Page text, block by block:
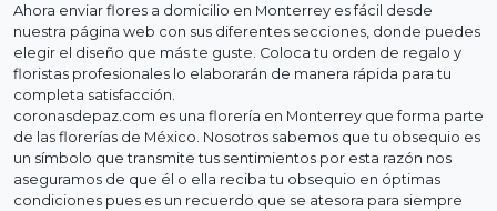
Ahora enviar flores a domicilio en Monterrey es fácil desde
nuestra página web con sus diferentes secciones, donde puedes
elegir el diseño que más te guste. Coloca tu orden de regalo y
floristas profesionales lo elaborarán de manera rápida para tu
completa satisfacción.
coronasdepaz.com es una florería en Monterrey que forma parte
de las florerías de México. Nosotros sabemos que tu obsequio es
un símbolo que transmite tus sentimientos por esta razón nos
aseguramos de que él o ella reciba tu obsequio en óptimas
condiciones pues es un recuerdo que se atesora para siempre